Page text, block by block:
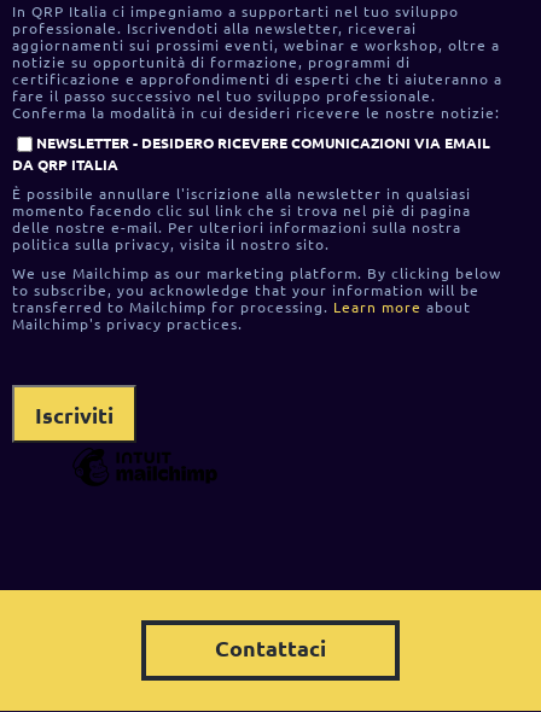
In QRP Italia ci impegniamo a supportarti nel tuo sviluppo
professionale. Iscrivendoti alla newsletter, riceverai
aggiornamenti sui prossimi eventi, webinar e workshop, oltre a
notizie su opportunità di formazione, programmi di
certificazione e approfondimenti di esperti che ti aiuteranno a
fare il passo successivo nel tuo sviluppo professionale.
Conferma la modalità in cui desideri ricevere le nostre notizie:
NEWSLETTER - DESIDERO RICEVERE COMUNICAZIONI VIA EMAIL
DA QRP ITALIA
È possibile annullare l'iscrizione alla newsletter in qualsiasi
momento facendo clic sul link che si trova nel piè di pagina
delle nostre e-mail. Per ulteriori informazioni sulla nostra
politica sulla privacy, visita il nostro sito.
We use Mailchimp as our marketing platform. By clicking below
to subscribe, you acknowledge that your information will be
transferred to Mailchimp for processing. Learn more about
Mailchimp's privacy practices.
Contattaci